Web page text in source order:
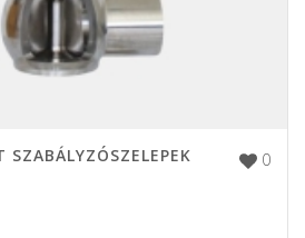
0
SZABÁLYZÓSZELEPEK